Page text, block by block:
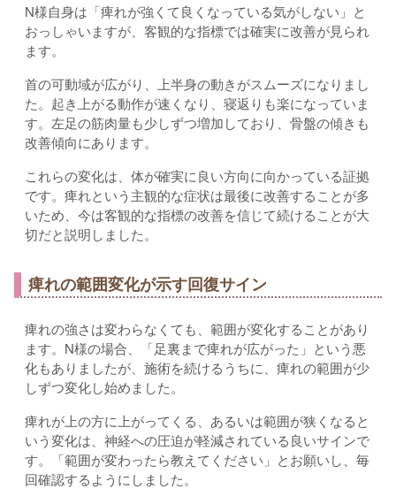
N様自身は「痺れが強くて良くなっている気がしない」と
おっしゃいますが、客観的な指標では確実に改善が見られ
ます。
首の可動域が広がり、上半身の動きがスムーズになりまし
た。起き上がる動作が速くなり、寝返りも楽になっていま
す。左足の筋肉量も少しずつ増加しており、骨盤の傾きも
改善傾向にあります。
これらの変化は、体が確実に良い方向に向かっている証拠
です。痺れという主観的な症状は最後に改善することが多
いため、今は客観的な指標の改善を信じて続けることが大
切だと説明しました。
痺れの範囲変化が示す回復サイン
痺れの強さは変わらなくても、範囲が変化することがあり
ます。N様の場合、「足裏まで痺れが広がった」という悪
化もありましたが、施術を続けるうちに、痺れの範囲が少
しずつ変化し始めました。
痺れが上の方に上がってくる、あるいは範囲が狭くなると
いう変化は、神経への圧迫が軽減されている良いサインで
す。「範囲が変わったら教えてください」とお願いし、毎
回確認するようにしました。